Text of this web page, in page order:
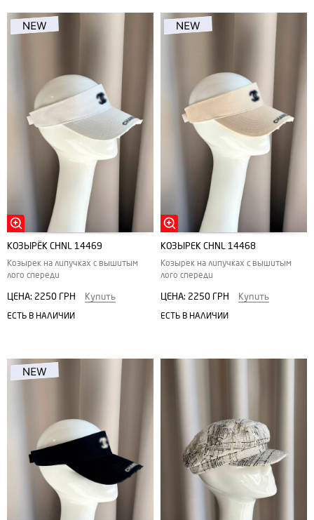
КОЗЫРЁК CHNL 14469
Козырек на липучках с вышитым
лого спереди
ЦЕНА: 2250 ГРН Купить
ЕСТЬ В НАЛИЧИИ
КОЗЫРЕК CHNL 14468
Козырек на липучках с вышитым
лого спереди
ЦЕНА: 2250 ГРН Купить
ЕСТЬ В НАЛИЧИИ